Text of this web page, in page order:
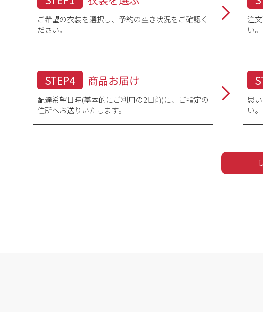
ご希望の衣装を選択し、予約の空き状況をご確認く
ださい。
注
い。
STEP4 商品お届け
配達希望日時(基本的にご利用の2日前)に、ご指定の
住所へお送りいたします。
思
い。